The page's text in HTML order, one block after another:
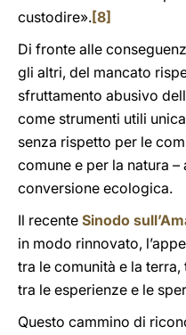
custodire».[8]
Di fronte alle
gli altri, del mancato
sfruttamento abusivo
come strumenti utili
senza rispetto per le
comune e per la natura
conversione ecologica.
Il recente Sinodo
in modo rinnovato,
tra le comunità e la
tra le esperienze e le
Questo cammino di